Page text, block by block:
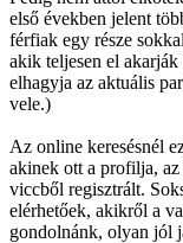
első években jelent
férfiak egy része
akik teljesen el
elhagyja az aktuális
vele.)
Az online keresésnél
akinek ott a profilja,
viccből regisztrált.
elérhetőek, akikről a
gondolnánk, olyan jól